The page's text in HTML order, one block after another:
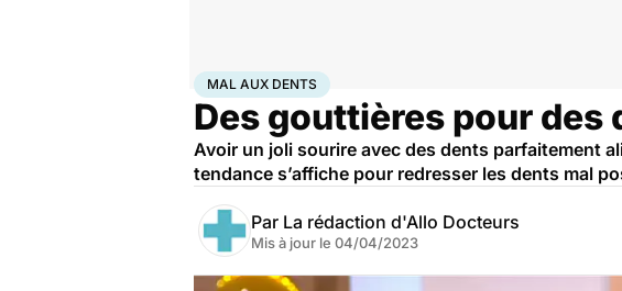
Accueil SantéMaladies
MAL AUX DENTS
Des gouttières pour des
Avoir un joli sourire avec des dents parfaitement
tendance s’affiche pour redresser les dents mal
Par La rédaction d'Allo Docteurs
Mis à jour le 04/04/2023